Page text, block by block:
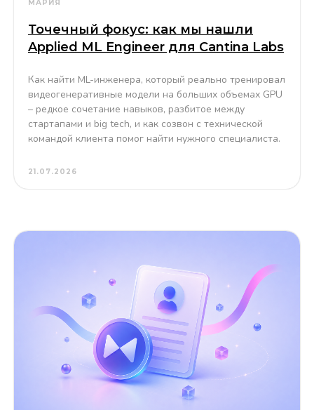
МАРИЯ
Точечный фокус: как мы нашли
Applied ML Engineer для Cantina Labs
Как найти ML-инженера, который реально тренировал
видеогенеративные модели на больших объемах GPU
– редкое сочетание навыков, разбитое между
стартапами и big tech, и как созвон с технической
командой клиента помог найти нужного специалиста.
21.07.2026